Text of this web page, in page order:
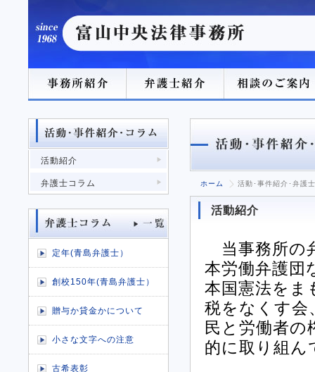
ホーム 活動･事件紹介･弁護
活動紹介
当事務所の
本労働弁護団
本国憲法をま
税をなくす会
民と労働者の
的に取り組ん
活動紹介
弁護士コラム
定年(青島弁護士）
創校150年(青島弁護士）
贈与か貸金かについて
小さな文字への注意
古希表彰